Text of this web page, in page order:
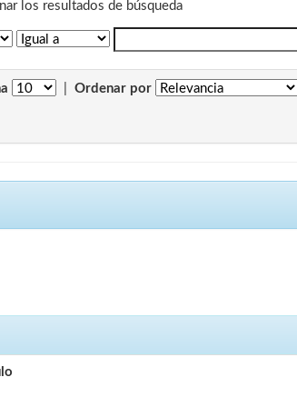
los resultados de búsqueda
Ordenar por